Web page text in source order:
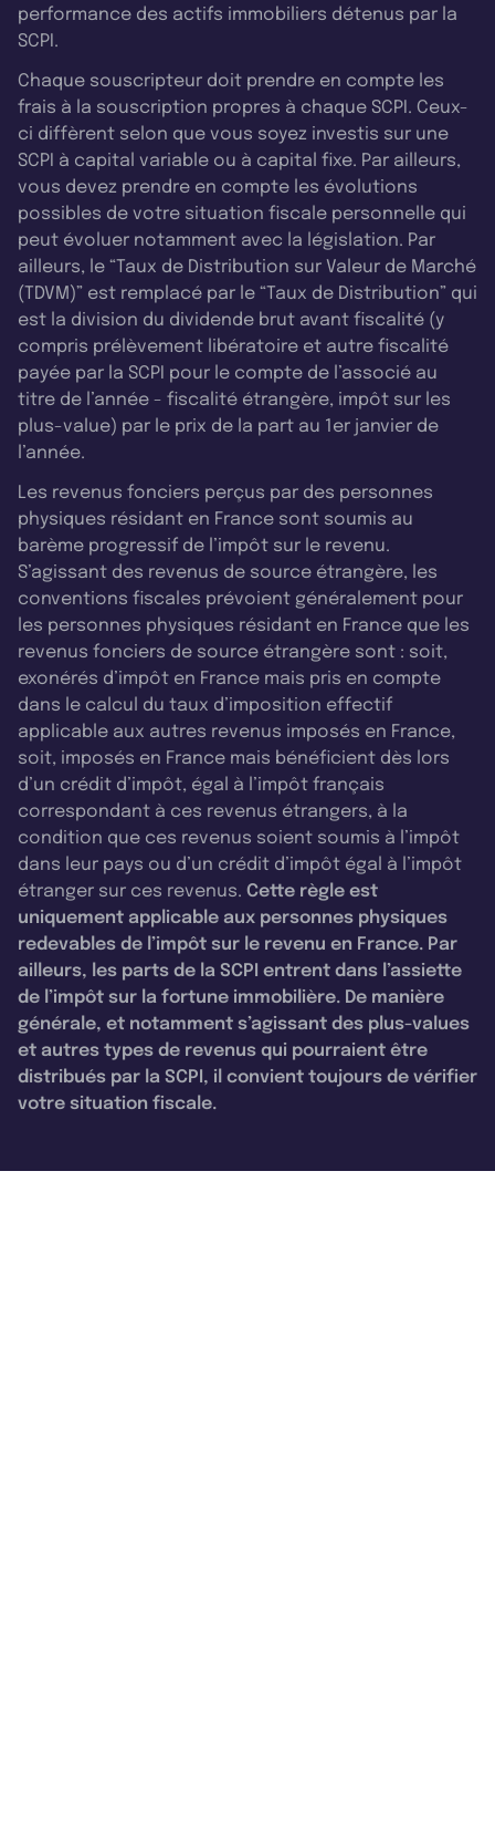
performance des actifs immobiliers détenus par la
SCPI.
Chaque souscripteur doit prendre en compte les
frais à la souscription propres à chaque SCPI. Ceux-
ci diffèrent selon que vous soyez investis sur une
SCPI à capital variable ou à capital fixe. Par ailleurs,
vous devez prendre en compte les évolutions
possibles de votre situation fiscale personnelle qui
peut évoluer notamment avec la législation. Par
ailleurs, le “Taux de Distribution sur Valeur de Marché
(TDVM)” est remplacé par le “Taux de Distribution” qui
est la division du dividende brut avant fiscalité (y
compris prélèvement libératoire et autre fiscalité
payée par la SCPI pour le compte de l’associé au
titre de l’année - fiscalité étrangère, impôt sur les
plus-value) par le prix de la part au 1er janvier de
l’année.
Les revenus fonciers perçus par des personnes
physiques résidant en France sont soumis au
barème progressif de l’impôt sur le revenu.
S’agissant des revenus de source étrangère, les
conventions fiscales prévoient généralement pour
les personnes physiques résidant en France que les
revenus fonciers de source étrangère sont : soit,
exonérés d’impôt en France mais pris en compte
dans le calcul du taux d’imposition effectif
applicable aux autres revenus imposés en France,
soit, imposés en France mais bénéficient dès lors
d’un crédit d’impôt, égal à l’impôt français
correspondant à ces revenus étrangers, à la
condition que ces revenus soient soumis à l’impôt
dans leur pays ou d’un crédit d’impôt égal à l’impôt
étranger sur ces revenus. Cette règle est
uniquement applicable aux personnes physiques
redevables de l’impôt sur le revenu en France. Par
ailleurs, les parts de la SCPI entrent dans l’assiette
de l’impôt sur la fortune immobilière. De manière
générale, et notamment s’agissant des plus-values
et autres types de revenus qui pourraient être
distribués par la SCPI, il convient toujours de vérifier
votre situation fiscale.